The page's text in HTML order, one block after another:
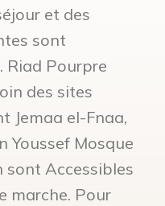
et des
sont
Riad Pourpre
des sites
Jemaa el-Fnaa,
Youssef Mosque
sont Accessibles
marche. Pour